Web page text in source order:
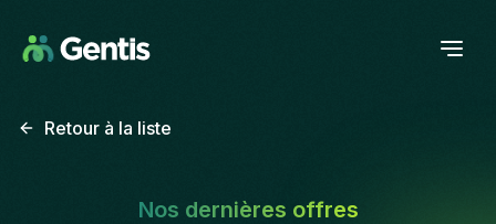
Retour à la liste
Nos dernières offres